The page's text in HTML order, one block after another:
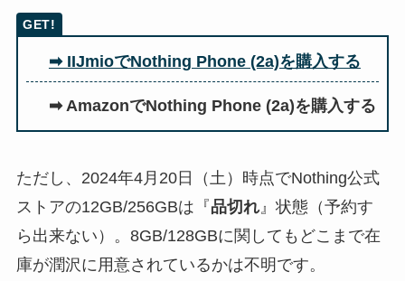
➡ IIJmioでNothing Phone (2a)を購入する
➡ AmazonでNothing Phone (2a)を購入する
ただし、2024年4月20日（土）時点でNothing公式
ストアの12GB/256GBは『品切れ』状態（予約す
ら出来ない）。8GB/128GBに関してもどこまで在
庫が潤沢に用意されているかは不明です。